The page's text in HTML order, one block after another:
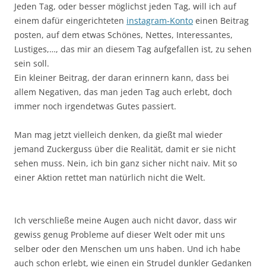
Jeden Tag, oder besser möglichst jeden Tag, will ich auf
einem dafür eingerichteten instagram-Konto einen Beitrag
posten, auf dem etwas Schönes, Nettes, Interessantes,
Lustiges,…, das mir an diesem Tag aufgefallen ist, zu sehen
sein soll.
Ein kleiner Beitrag, der daran erinnern kann, dass bei
allem Negativen, das man jeden Tag auch erlebt, doch
immer noch irgendetwas Gutes passiert.
Man mag jetzt vielleich denken, da gießt mal wieder
jemand Zuckerguss über die Realität, damit er sie nicht
sehen muss. Nein, ich bin ganz sicher nicht naiv. Mit so
einer Aktion rettet man natürlich nicht die Welt.
Ich verschließe meine Augen auch nicht davor, dass wir
gewiss genug Probleme auf dieser Welt oder mit uns
selber oder den Menschen um uns haben. Und ich habe
auch schon erlebt, wie einen ein Strudel dunkler Gedanken